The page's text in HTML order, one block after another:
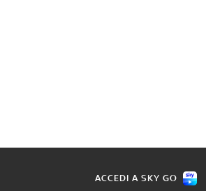
ACCEDI A SKY GO